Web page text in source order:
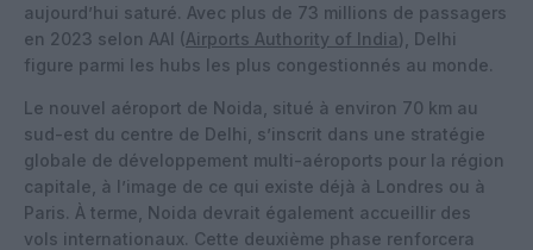
aujourd’hui saturé. Avec plus de 73 millions de passagers
en 2023 selon AAI (Airports Authority of India), Delhi
figure parmi les hubs les plus congestionnés au monde.
Le nouvel aéroport de Noida, situé à environ 70 km au
sud-est du centre de Delhi, s’inscrit dans une stratégie
globale de développement multi-aéroports pour la région
capitale, à l’image de ce qui existe déjà à Londres ou à
Paris. À terme, Noida devrait également accueillir des
vols internationaux. Cette deuxième phase renforcera